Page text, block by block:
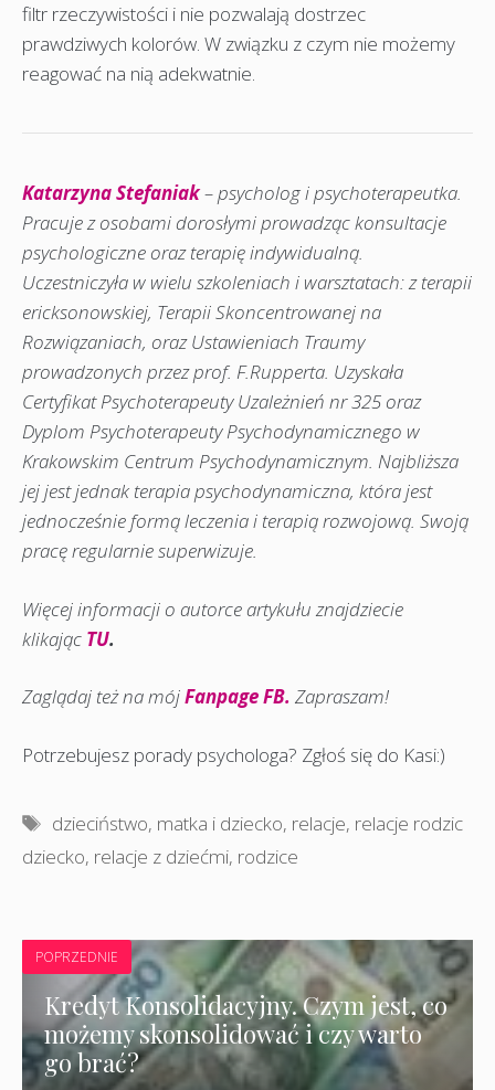
filtr rzeczywistości i nie pozwalają dostrzec
prawdziwych kolorów. W związku z czym nie możemy
reagować na nią adekwatnie.
Katarzyna Stefaniak– psycholog i psychoterapeutka.
Pracuje z osobami dorosłymi prowadząc konsultacje
psychologiczne oraz terapię indywidualną.
Uczestniczyła w wielu szkoleniach i warsztatach: z terapii
ericksonowskiej, Terapii Skoncentrowanej na
Rozwiązaniach, oraz Ustawieniach Traumy
prowadzonych przez prof. F.Rupperta. Uzyskała
Certyfikat Psychoterapeuty Uzależnień nr 325 oraz
Dyplom Psychoterapeuty Psychodynamicznego w
Krakowskim Centrum Psychodynamicznym. Najbliższa
jej jest jednak terapia psychodynamiczna, która jest
jednocześnie formą leczenia i terapią rozwojową. Swoją
pracę regularnie superwizuje.
Więcej informacji o autorce artykułu znajdziecie
klikając TU.
Zaglądaj też na mójFanpage FB. Zapraszam!
Potrzebujesz porady psychologa? Zgłoś się do Kasi:)
Tagi
dzieciństwo, matka i dziecko, relacje, relacje rodzic
dziecko, relacje z dziećmi, rodzice
POPRZEDNIE
Kredyt Konsolidacyjny. Czym jest, co
możemy skonsolidować i czy warto
go brać?